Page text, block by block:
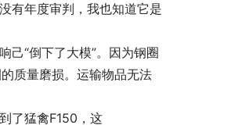
有年度审判，我也知道它是
己“倒下了大模”。因为钢圈
质量磨损。运输物品无法
了猛禽F150，这